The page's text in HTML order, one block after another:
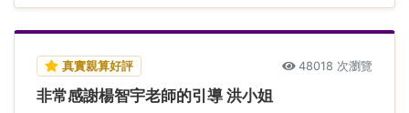
真實親算好評 48018 次瀏覽
非常感謝楊智宇老師的引導 洪小姐